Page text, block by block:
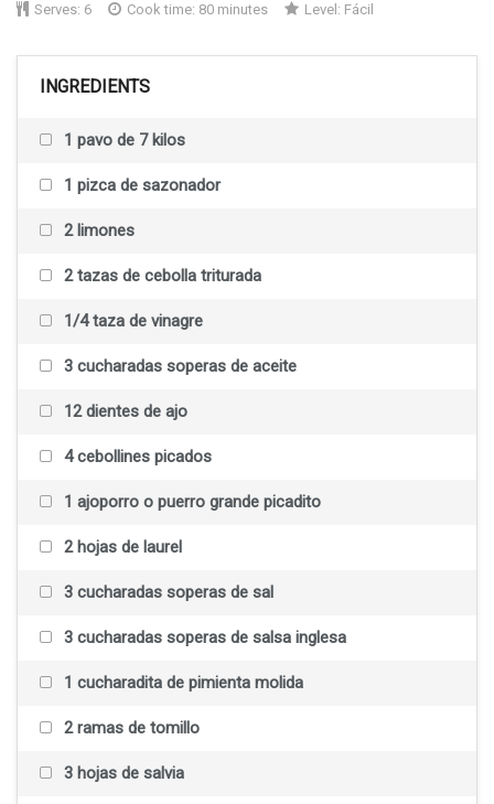
Serves: 6 Cook time: 80 minutes Level: Fácil
INGREDIENTS
1 pavo de 7 kilos
1 pizca de sazonador
2 limones
2 tazas de cebolla triturada
1/4 taza de vinagre
3 cucharadas soperas de aceite
12 dientes de ajo
4 cebollines picados
1 ajoporro o puerro grande picadito
2 hojas de laurel
3 cucharadas soperas de sal
3 cucharadas soperas de salsa inglesa
1 cucharadita de pimienta molida
2 ramas de tomillo
3 hojas de salvia